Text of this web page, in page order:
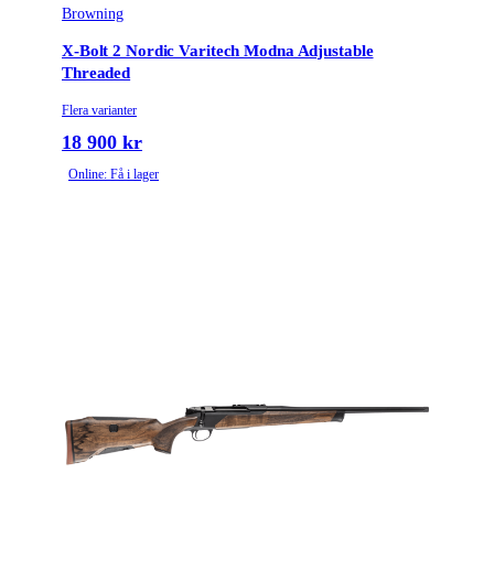
Browning
X-Bolt 2 Nordic Varitech Modna Adjustable
Threaded
Flera varianter
18 900 kr
Online: Få i lager